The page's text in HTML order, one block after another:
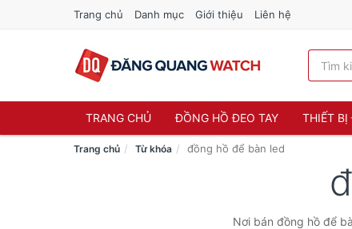
Trang chủ Danh mục Giới thiệu Liên hệ
TRANG CHỦ ĐỒNG HỒ ĐEO TAY THIẾT
Trang chủ Từ khóa đồng hồ để bàn led
Nơi bán đồng hồ để